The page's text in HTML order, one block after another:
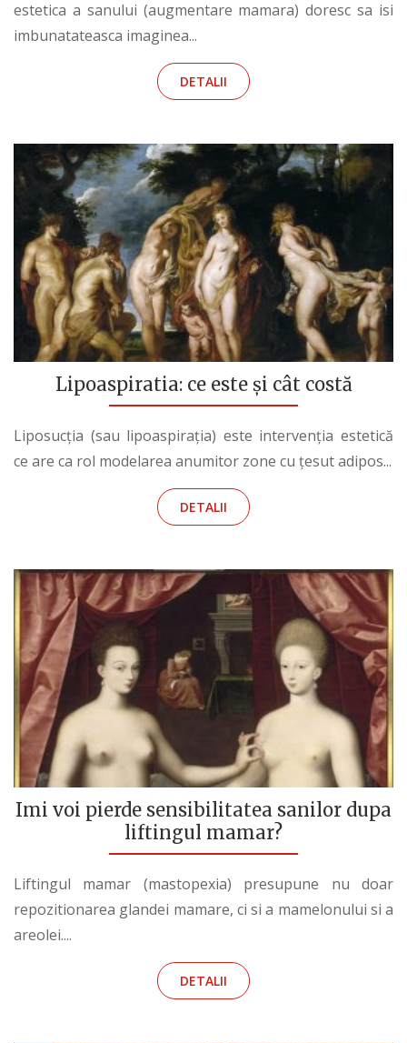
estetica a sanului (augmentare mamara) doresc sa isi
imbunatateasca imaginea...
DETALII
Lipoaspiratia: ce este și cât costă
Liposucția (sau lipoaspirația) este intervenția estetică
ce are ca rol modelarea anumitor zone cu țesut adipos...
DETALII
Imi voi pierde sensibilitatea sanilor dupa
liftingul mamar?
Liftingul mamar (mastopexia) presupune nu doar
repozitionarea glandei mamare, ci si a mamelonului si a
areolei....
DETALII